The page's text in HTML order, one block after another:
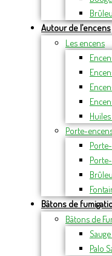
Autour de l’encens
Les encens
Porte-
Bâtons de
Bâtons de
Palo